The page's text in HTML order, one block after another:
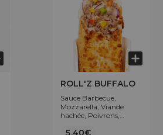
ROLL'Z BUFFALO
Sauce Barbecue,
Mozzarella, Viande
hachée, Poivrons,
5,40€